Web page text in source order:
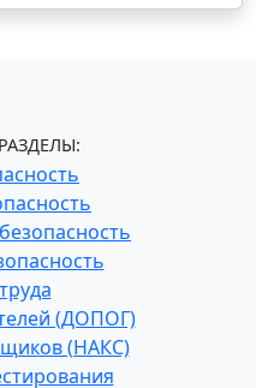
(ДОПОГ)
(НАКС)